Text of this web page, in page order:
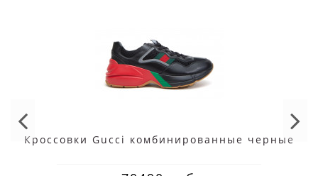
Кроссовки Gucci комбинированные черные